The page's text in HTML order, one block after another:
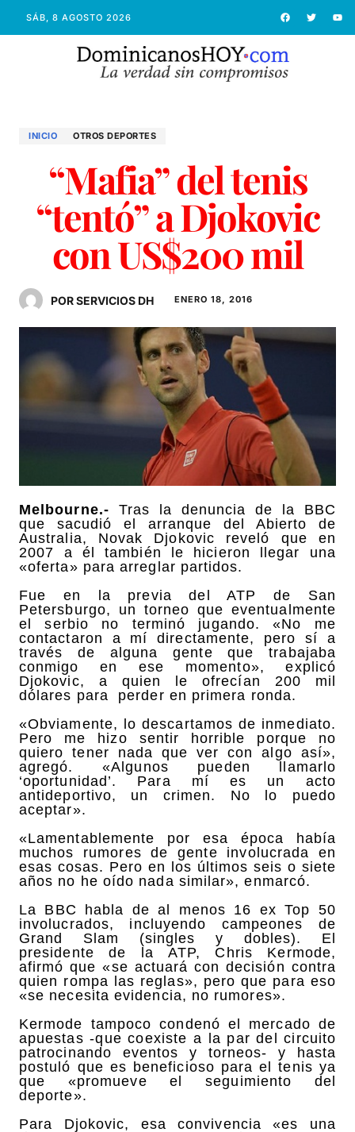
SÁB, 8 AGOSTO 2026
INICIO OTROS DEPORTES
“Mafia” del tenis
“tentó” a Djokovic
con US$200 mil
POR SERVICIOS DH ENERO 18, 2016
Melbourne.- Tras la denuncia de la BBC
que sacudió el arranque del Abierto de
Australia, Novak Djokovic reveló que en
2007 a él también le hicieron llegar una
«oferta» para arreglar partidos.
Fue en la previa del ATP de San
Petersburgo, un torneo que eventualmente
el serbio no terminó jugando. «No me
contactaron a mí directamente, pero sí a
través de alguna gente que trabajaba
conmigo en ese momento», explicó
Djokovic, a quien le ofrecían 200 mil
dólares para perder en primera ronda.
«Obviamente, lo descartamos de inmediato.
Pero me hizo sentir horrible porque no
quiero tener nada que ver con algo así»,
agregó. «Algunos pueden llamarlo
‘oportunidad’. Para mí es un acto
antideportivo, un crimen. No lo puedo
aceptar».
«Lamentablemente por esa época había
muchos rumores de gente involucrada en
esas cosas. Pero en los últimos seis o siete
años no he oído nada similar», enmarcó.
La BBC habla de al menos 16 ex Top 50
involucrados, incluyendo campeones de
Grand Slam (singles y dobles). El
presidente de la ATP, Chris Kermode,
afirmó que «se actuará con decisión contra
quien rompa las reglas», pero que para eso
«se necesita evidencia, no rumores».
Kermode tampoco condenó el mercado de
apuestas -que coexiste a la par del circuito
patrocinando eventos y torneos- y hasta
postuló que es beneficioso para el tenis ya
que «promueve el seguimiento del
deporte».
Para Djokovic, esa convivencia «es una